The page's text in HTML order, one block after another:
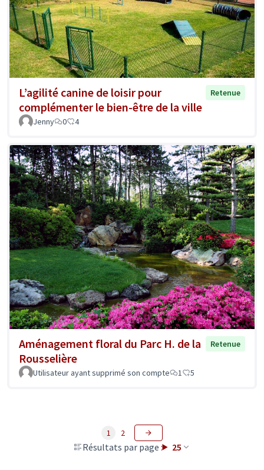
L’agilité canine de loisir pour
complémenter le bien-être de la ville
Retenue
Jenny 0 4
Aménagement floral du Parc H. de la
Rousselière
Retenue
Utilisateur ayant supprimé son compte 1 5
Résultats par page : 25
1 2